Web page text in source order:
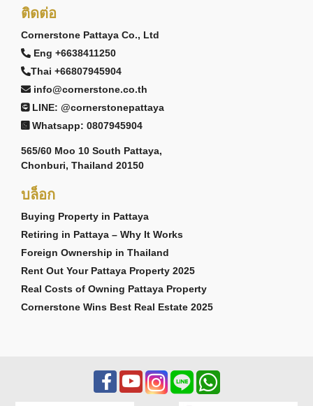
ติดต่อ
Cornerstone Pattaya Co., Ltd
Eng +6638411250
Thai +66807945904
info@cornerstone.co.th
LINE: @cornerstonepattaya
Whatsapp: 0807945904
565/60 Moo 10 South Pattaya,
Chonburi, Thailand 20150
บล็อก
Buying Property in Pattaya
Retiring in Pattaya – Why It Works
Foreign Ownership in Thailand
Rent Out Your Pattaya Property 2025
Real Costs of Owning Pattaya Property
Cornerstone Wins Best Real Estate 2025